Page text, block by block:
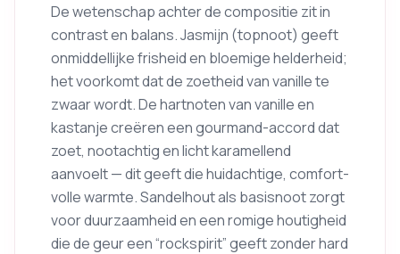
De wetenschap achter de compositie zit in
contrast en balans. Jasmijn (topnoot) geeft
onmiddellijke frisheid en bloemige helderheid;
het voorkomt dat de zoetheid van vanille te
zwaar wordt. De hartnoten van vanille en
kastanje creëren een gourmand-accord dat
zoet, nootachtig en licht karamellend
aanvoelt — dit geeft die huidachtige, comfort-
volle warmte. Sandelhout als basisnoot zorgt
voor duurzaamheid en een romige houtigheid
die de geur een “rockspirit” geeft zonder hard